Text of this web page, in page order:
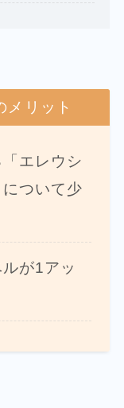
メリット
エレウシ
について少
が1アッ